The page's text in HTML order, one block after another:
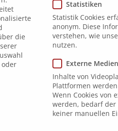
die
Statistiken
Statistik Cookies
anonym. Diese
verstehen, wie
nutzen.
Externe Medien
Inhalte von
Plattformen
Wenn Cookies von
werden, bedarf
keiner manuellen